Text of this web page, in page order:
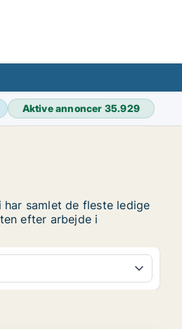
Aktive annoncer 35.929
samlet de fleste ledige
efter arbejde i